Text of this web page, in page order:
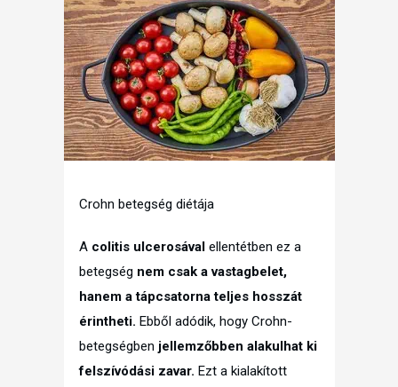
Crohn betegség diétája
A colitis ulcerosával ellentétben ez a
betegség nem csak a vastagbelet,
hanem a tápcsatorna teljes hosszát
érintheti. Ebből adódik, hogy Crohn-
betegségben jellemzőbben alakulhat ki
felszívódási zavar. Ezt a kialakított